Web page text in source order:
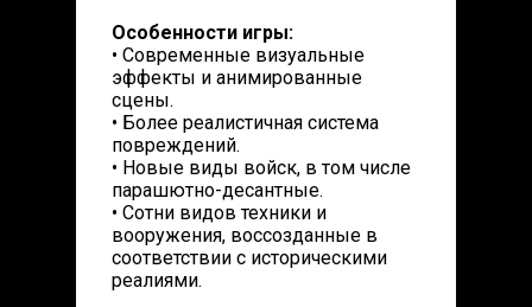
Особенности игры:
• Современные визуальные
эффекты и анимированные
сцены.
• Более реалистичная система
повреждений.
• Новые виды войск, в том числе
парашютно-десантные.
• Сотни видов техники и
вооружения, воссозданные в
соответствии с историческими
реалиями.